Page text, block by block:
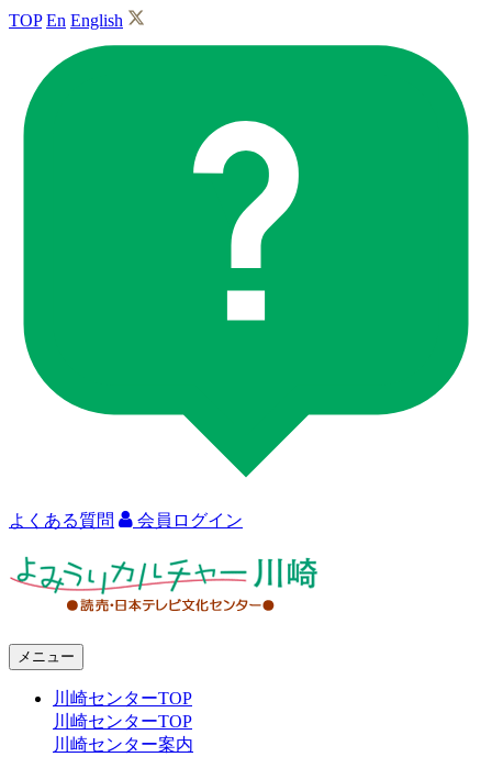
TOP En English
よくある質問 会員ログイン
メニュー
川崎センターTOP
川崎センターTOP
川崎センター案内